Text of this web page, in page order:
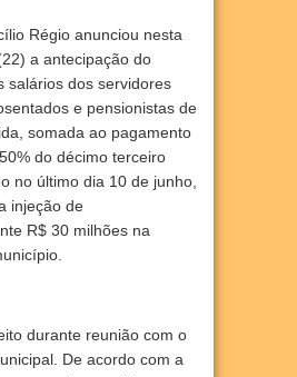
Régio anunciou nesta
a antecipação do
salários dos servidores
e pensionistas de
somada ao pagamento
do décimo terceiro
no último dia 10 de junho,
injeção de
R$ 30 milhões na
durante reunião com o
De acordo com a